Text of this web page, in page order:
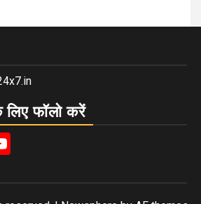
फॉलो करें